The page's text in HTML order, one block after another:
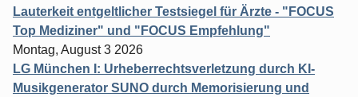
Lauterkeit entgeltlicher Testsiegel für Ärzte - "FOCUS
Top Mediziner" und "FOCUS Empfehlung"
Montag, August 3 2026
LG München I: Urheberrechtsverletzung durch KI-
Musikgenerator SUNO durch Memorisierung und